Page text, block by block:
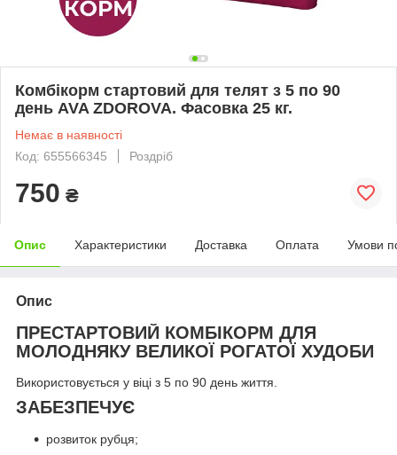
Комбікорм стартовий для телят з 5 по 90
день AVA ZDOROVA. Фасовка 25 кг.
Немає в наявності
Код: 655566345
Роздріб
750 ₴
Опис Характеристики Доставка Оплата Умови
Опис
ПРЕСТАРТОВИЙ КОМБІКОРМ ДЛЯ
МОЛОДНЯКУ ВЕЛИКОЇ РОГАТОЇ ХУДОБИ
Використовується у віці з 5 по 90 день життя.
ЗАБЕЗПЕЧУЄ
розвиток рубця;